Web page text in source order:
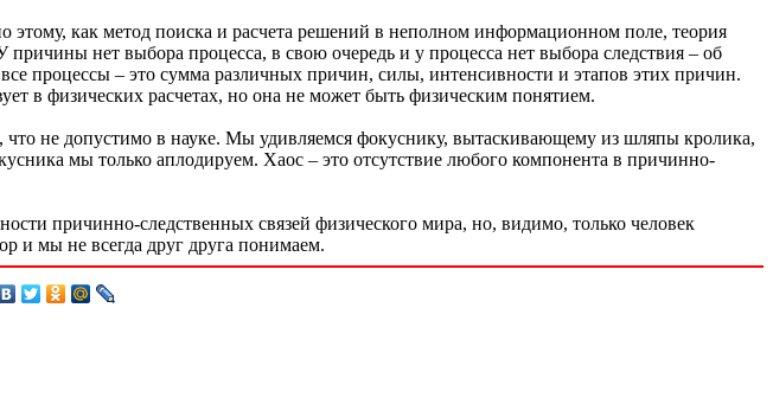
как метод поиска и расчета решений в неполном информационном поле, теория
нет выбора процесса, в свою очередь и у процесса нет выбора следствия – об
процессы – это сумма различных причин, силы, интенсивности и этапов этих причин.
в физических расчетах, но она не может быть физическим понятием.
не допустимо в науке. Мы удивляемся фокуснику, вытаскивающему из шляпы кролика,
мы только аплодируем. Хаос – это отсутствие любого компонента в причинно-
причинно-следственных связей физического мира, но, видимо, только человек
и мы не всегда друг друга понимаем.